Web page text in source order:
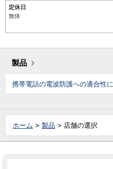
定休日
無休
製品
携帯電話の電波防護への適合性
ホーム 製品 店舗の選択